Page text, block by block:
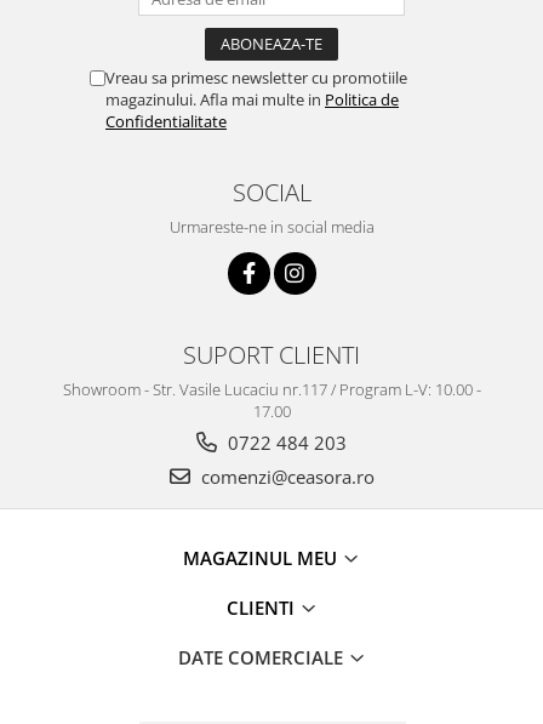
Scule Speciale
Suporti de Lucru
Vreau sa primesc newsletter cu promotiile
magazinului. Afla mai multe in Politica de
Confidentialitate
SOCIAL
Urmareste-ne in social media
SUPORT CLIENTI
Showroom - Str. Vasile Lucaciu nr.117 / Program L-V: 10.00 -
17.00
0722 484 203
comenzi@ceasora.ro
MAGAZINUL MEU
CLIENTI
DATE COMERCIALE